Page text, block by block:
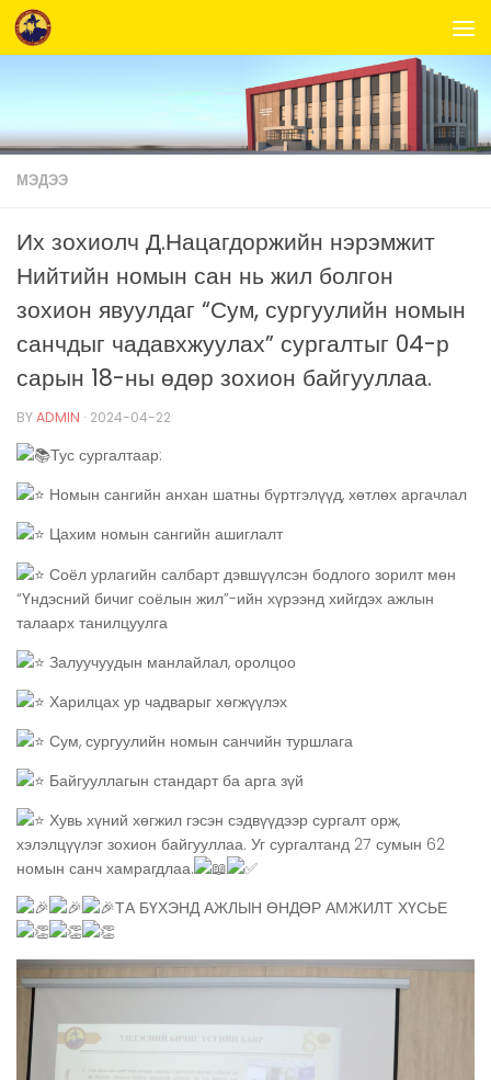
Skip to content
МЭДЭЭ
Их зохиолч Д.Нацагдоржийн нэрэмжит
Нийтийн номын сан нь жил болгон
зохион явуулдаг “Сум, сургуулийн номын
санчдыг чадавхжуулах” сургалтыг 04-р
сарын 18-ны өдөр зохион байгууллаа.
BYADMIN · 2024-04-22
Тус сургалтаар:
Номын сангийн анхан шатны бүртгэлүүд, хөтлөх аргачлал
Цахим номын сангийн ашиглалт
Соёл урлагийн салбарт дэвшүүлсэн бодлого зорилт мөн
“Үндэсний бичиг соёлын жил”-ийн хүрээнд хийгдэх ажлын
талаарх танилцуулга
Залуучуудын манлайлал, оролцоо
Харилцах ур чадварыг хөгжүүлэх
Сум, сургуулийн номын санчийн туршлага
Байгууллагын стандарт ба арга зүй
Хувь хүний хөгжил гэсэн сэдвүүдээр сургалт орж,
хэлэлцүүлэг зохион байгууллаа. Уг сургалтанд 27 сумын 62
номын санч хамрагдлаа.
ТА БҮХЭНД АЖЛЫН ӨНДӨР АМЖИЛТ ХҮСЬЕ